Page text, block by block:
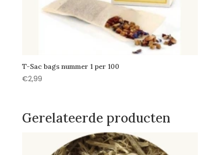
T-Sac bags nummer 1 per 100
€2,99
Gerelateerde producten